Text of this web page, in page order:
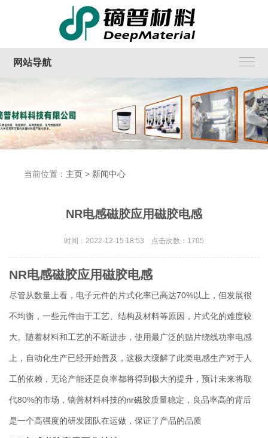
网站导航
当前位置： 主页 > 新闻中心
NR电感磁胶应用磁胶电感
时间：2022-12-15 18:53 点击次数：1705
NR电感磁胶应用磁胶电感
尽管从数量上看，电子元件的片式化率已高达70%以上，但发展很
不均衡，一些元件由于工艺、结构及材料等原因，片式化的难度较
大。随着材料和工艺的不断进步，使用最广泛的贴片绕线功率电感
上，自动化生产已经开始普及，这极大缓解了此类电感生产对于人
工的依赖，无论产能还是良率都将得到极大的提升，预计未来将取
代80%的市场，镝普材料科技的nr磁胶质量稳定，良品率高的背后
是一个高强度的研发团队在运做，保证了产品的品质